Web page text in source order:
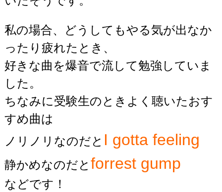
私の場合、どうしてもやる気が出なか
ったり疲れたとき、
好きな曲を爆音で流して勉強していま
した。
ちなみに受験生のときよく聴いたおす
すめ曲は
ノリノリなのだと I gotta feeling
静かめなのだと forrest gump
などです！